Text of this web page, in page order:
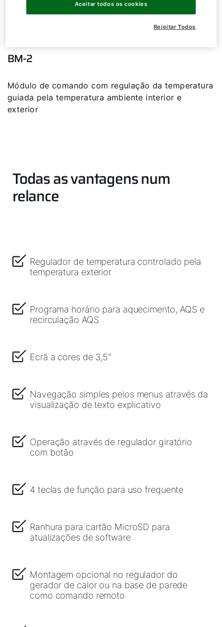
Unidade de comando
BM-2
Módulo de comando com regulação da temperatura
guiada pela temperatura ambiente interior e
exterior
Todas as vantagens num
relance
Regulador de temperatura controlado pela
temperatura exterior
Programa horário para aquecimento, AQS e
recirculação AQS
Ecrã a cores de 3,5"
Navegação simples pelos menus através da
visualização de texto explicativo
Operação através de regulador giratório
com botão
4 teclas de função para uso frequente
Ranhura para cartão MicroSD para
atualizações de software
Montagem opcional no regulador do
gerador de calor ou na base de parede
como comando remoto
Serviço ao cliente
Downloads
Rejeitar Todos
Aceitar todos os cookies